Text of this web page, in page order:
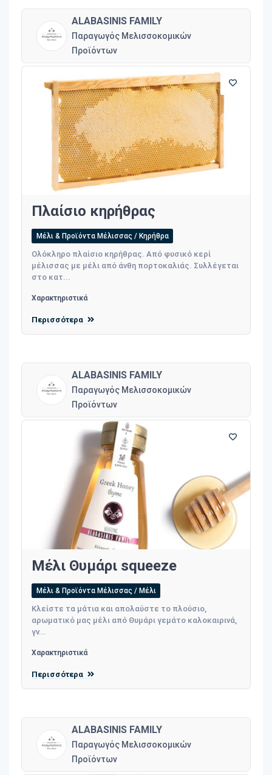
ALABASINIS FAMILY
Παραγωγός Μελισσοκομικών
Προϊόντων
Πλαίσιο κηρήθρας
Μέλι & Προϊόντα Μέλισσας / Κηρήθρα
Ολόκληρο πλαίσιο κηρήθρας. Από φυσικό κερί
μέλισσας με μέλι από άνθη πορτοκαλιάς. Συλλέγεται
στο κατ...
Χαρακτηριστικά
Περισσότερα
ALABASINIS FAMILY
Παραγωγός Μελισσοκομικών
Προϊόντων
Μέλι Θυμάρι squeeze
Μέλι & Προϊόντα Μέλισσας / Μέλι
Κλείστε τα μάτια και απολαύστε το πλούσιο,
αρωματικό μας μέλι από Θυμάρι γεμάτο καλοκαιρινά,
γν...
Χαρακτηριστικά
Περισσότερα
ALABASINIS FAMILY
Παραγωγός Μελισσοκομικών
Προϊόντων